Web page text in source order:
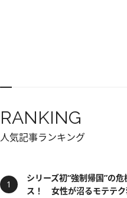
RANKING
人気記事ランキング
シリーズ初“強制帰国”の
ス！ 女性が沼るモテテク